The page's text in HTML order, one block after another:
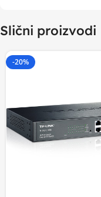
Slični proizvodi
-20%